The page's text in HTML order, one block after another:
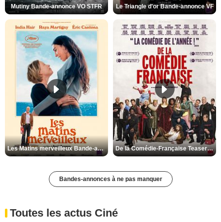
Mutiny Bande-annonce VO STFR Le Triangle d'or Bande-annonce VF
Les Matins merveilleux Bande-annonce VF De la Comédie-Française Teaser VF
Bandes-annonces à ne pas manquer
Toutes les actus Ciné